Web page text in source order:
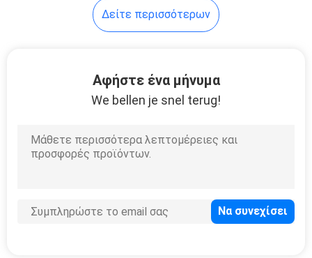
αποθήκευσης
Δείτε περισσότερων
Αφήστε ένα μήνυμα
We bellen je snel terug!